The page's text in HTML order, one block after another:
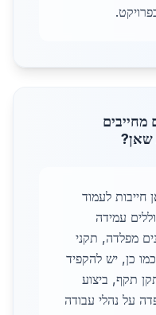
מחייבים
שאן?
חייבות לעמוד
עמידה
מפלדה, תקני
כן, יש להקפיד
תקף, ביצוע
על נהלי עבודה